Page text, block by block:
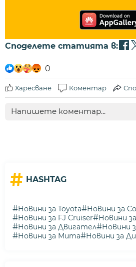
Споделете статията в:
0
Харесване Коментар
# HASHTAG
#Новини за Toyota#Новини за
#Новини за FJ Cruiser#Новини
#Новини за Двигател#Новини
#Новини за Мита#Новини за